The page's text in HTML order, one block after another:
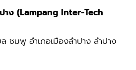
าง (Lampang Inter-Tech
ชมพู อำเภอเมืองลำปาง ลำปาง